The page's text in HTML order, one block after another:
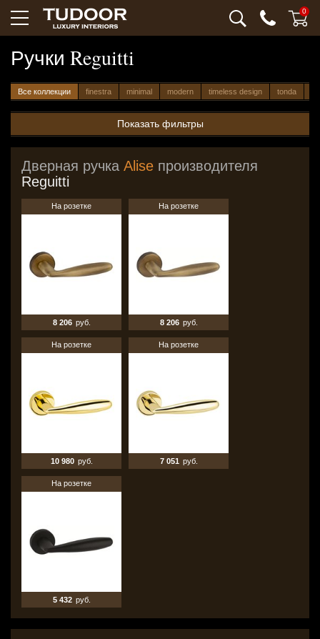
0
Ручки Reguitti
Все коллекции finestra minimal modern timeless design tonda
Показать фильтры
Дверная ручка Alise производителя
Reguitti
На розетке
8 206 руб.
На розетке
8 206 руб.
На розетке
10 980 руб.
На розетке
7 051 руб.
На розетке
5 432 руб.